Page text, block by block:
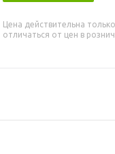
Цена действительна
отличаться от цен в